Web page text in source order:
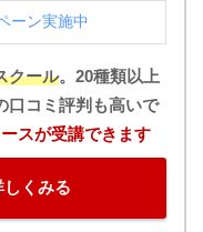
ーン実施中
クール。20種類以上
口コミ評判も高いで
スが受講できます
くみる